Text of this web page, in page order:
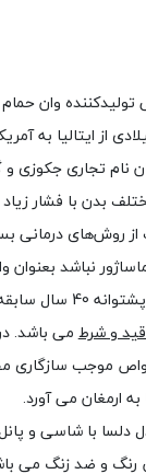
همان نام تجاری
بدن با فشار
روش‌های درمانی
نباشد
و شرط
موجب سازگاری
85 * 177 سانتی‌متر بشرح
و ضد زنگ می